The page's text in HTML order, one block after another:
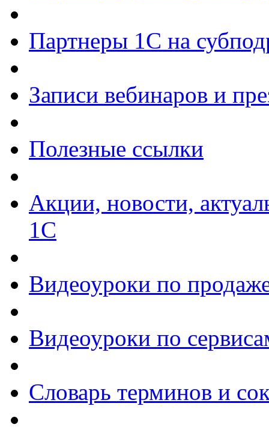
Партнеры 1С на
Записи вебинаров и
Полезные ссылки
Акции, новости,
1С
Видеоуроки по
Видеоуроки по
Словарь терминов и